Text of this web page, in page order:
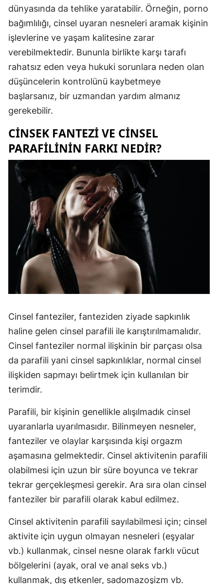
dünyasında da tehlike yaratabilir. Örneğin, porno
bağımlılığı, cinsel uyaran nesneleri aramak kişinin
işlevlerine ve yaşam kalitesine zarar
verebilmektedir. Bununla birlikte karşı tarafı
rahatsız eden veya hukuki sorunlara neden olan
düşüncelerin kontrolünü kaybetmeye
başlarsanız, bir uzmandan yardım almanız
gerekebilir.
CINSEK FANTEZI VE CINSEL
PARAFILININ FARKI NEDIR?
Cinsel fanteziler, fanteziden ziyade sapkınlık
haline gelen cinsel parafili ile karıştırılmamalıdır.
Cinsel fanteziler normal ilişkinin bir parçası olsa
da parafili yani cinsel sapkınlıklar, normal cinsel
ilişkiden sapmayı belirtmek için kullanılan bir
terimdir.
Parafili, bir kişinin genellikle alışılmadık cinsel
uyaranlarla uyarılmasıdır. Bilinmeyen nesneler,
fanteziler ve olaylar karşısında kişi orgazm
aşamasına gelmektedir. Cinsel aktivitenin parafili
olabilmesi için uzun bir süre boyunca ve tekrar
tekrar gerçekleşmesi gerekir. Ara sıra olan cinsel
fanteziler bir parafili olarak kabul edilmez.
Cinsel aktivitenin parafili sayılabilmesi için; cinsel
aktivite için uygun olmayan nesneleri (eşyalar
vb.) kullanmak, cinsel nesne olarak farklı vücut
bölgelerini (ayak, oral ve anal seks vb.)
kullanmak, dış etkenler, sadomazoşizm vb.